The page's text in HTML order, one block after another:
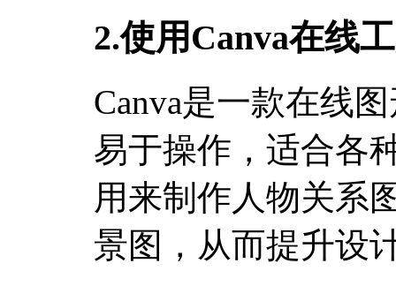
2.使用Canva在线
Canva是一款在线
易于操作，适合各
用来制作人物关系
景图，从而提升设